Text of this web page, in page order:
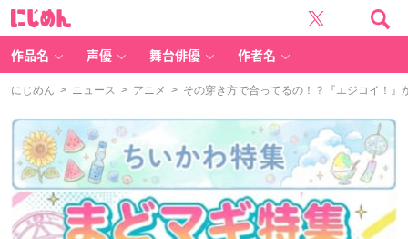
作品名 声優 舞台俳優 作者名
にじめん > ニュース > アニメ > その穿き方で合ってるの！？『エジコイ！』